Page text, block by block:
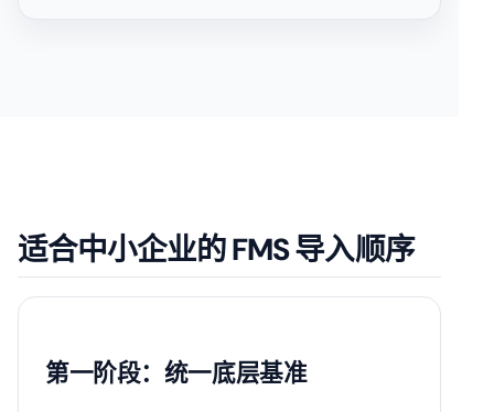
适合中小企业的 FMS 导入顺序
第一阶段：统一底层基准